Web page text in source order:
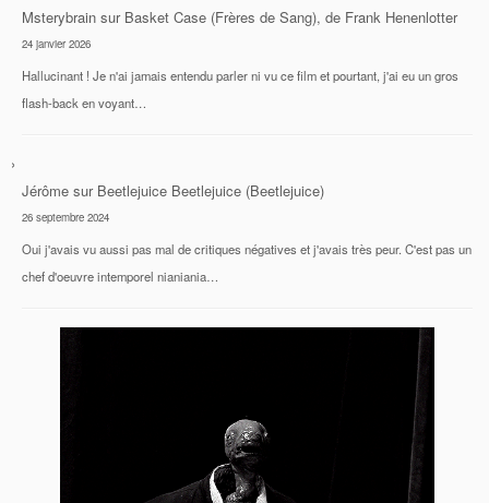
Msterybrain sur Basket Case (Frères de Sang), de Frank Henenlotter
24 janvier 2026
Hallucinant ! Je n'ai jamais entendu parler ni vu ce film et pourtant, j'ai eu un gros
flash-back en voyant…
Jérôme sur Beetlejuice Beetlejuice (Beetlejuice)
26 septembre 2024
Oui j'avais vu aussi pas mal de critiques négatives et j'avais très peur. C'est pas un
chef d'oeuvre intemporel nianiania…